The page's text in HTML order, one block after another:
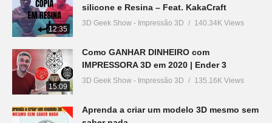
12:35
silicone e Resina – Feat. KakaCraft
3D Geek Show - Impressão 3D 140.34K Views
15:09
Como GANHAR DINHEIRO com
IMPRESSORA 3D em 2020 | Ender 3
3D Geek Show - Impressão 3D 135.16K Views
Aprenda a criar um modelo 3D mesmo sem